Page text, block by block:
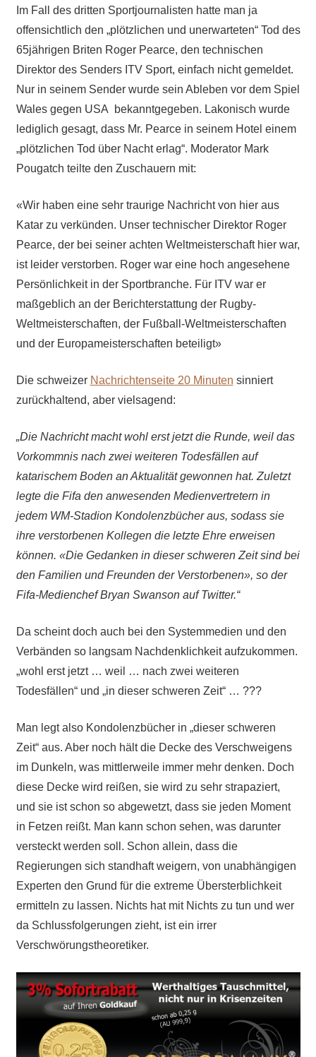
Im Fall des dritten Sportjournalisten hatte man ja
offensichtlich den „plötzlichen und unerwarteten“ Tod des
65jährigen Briten Roger Pearce, den technischen
Direktor des Senders ITV Sport, einfach nicht gemeldet.
Nur in seinem Sender wurde sein Ableben vor dem Spiel
Wales gegen USA bekanntgegeben. Lakonisch wurde
lediglich gesagt, dass Mr. Pearce in seinem Hotel einem
„plötzlichen Tod über Nacht erlag“. Moderator Mark
Pougatch teilte den Zuschauern mit:
«Wir haben eine sehr traurige Nachricht von hier aus
Katar zu verkünden. Unser technischer Direktor Roger
Pearce, der bei seiner achten Weltmeisterschaft hier war,
ist leider verstorben. Roger war eine hoch angesehene
Persönlichkeit in der Sportbranche. Für ITV war er
maßgeblich an der Berichterstattung der Rugby-
Weltmeisterschaften, der Fußball-Weltmeisterschaften
und der Europameisterschaften beteiligt»
Die schweizer Nachrichtenseite 20 Minuten sinniert
zurückhaltend, aber vielsagend:
„Die Nachricht macht wohl erst jetzt die Runde, weil das
Vorkommnis nach zwei weiteren Todesfällen auf
katarischem Boden an Aktualität gewonnen hat. Zuletzt
legte die Fifa den anwesenden Medienvertretern in
jedem WM-Stadion Kondolenzbücher aus, sodass sie
ihre verstorbenen Kollegen die letzte Ehre erweisen
können. «Die Gedanken in dieser schweren Zeit sind bei
den Familien und Freunden der Verstorbenen», so der
Fifa-Medienchef Bryan Swanson auf Twitter.“
Da scheint doch auch bei den Systemmedien und den
Verbänden so langsam Nachdenklichkeit aufzukommen.
„wohl erst jetzt … weil … nach zwei weiteren
Todesfällen“ und „in dieser schweren Zeit“ … ???
Man legt also Kondolenzbücher in „dieser schweren
Zeit“ aus. Aber noch hält die Decke des Verschweigens
im Dunkeln, was mittlerweile immer mehr denken. Doch
diese Decke wird reißen, sie wird zu sehr strapaziert,
und sie ist schon so abgewetzt, dass sie jeden Moment
in Fetzen reißt. Man kann schon sehen, was darunter
versteckt werden soll. Schon allein, dass die
Regierungen sich standhaft weigern, von unabhängigen
Experten den Grund für die extreme Übersterblichkeit
ermitteln zu lassen. Nichts hat mit Nichts zu tun und wer
da Schlussfolgerungen zieht, ist ein irrer
Verschwörungstheoretiker.